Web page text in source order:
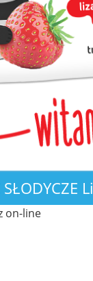
SŁODYCZE Li